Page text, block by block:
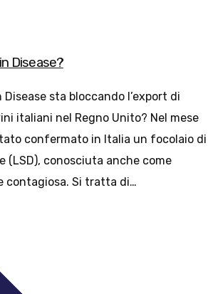
Disease?
Disease sta bloccando l’export di
italiani nel Regno Unito? Nel mese
confermato in Italia un focolaio di
(LSD), conosciuta anche come
contagiosa. Si tratta di…